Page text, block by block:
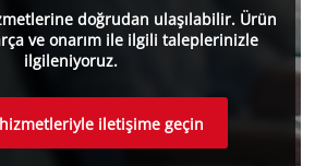
doğrudan ulaşılabilir. Ürün
ve onarım ile ilgili taleplerinizle
ilgileniyoruz.
iletişime geçin